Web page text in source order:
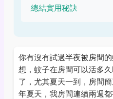
總結實用秘訣
你有沒有試過半夜被房間
想，蚊子在房間可以活多
了，尤其夏天一到，房間
年夏天，我房間連續兩週